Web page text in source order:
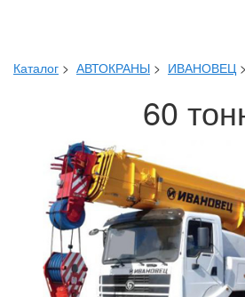
Каталог > АВТОКРАНЫ > ИВАНОВЕЦ >
60